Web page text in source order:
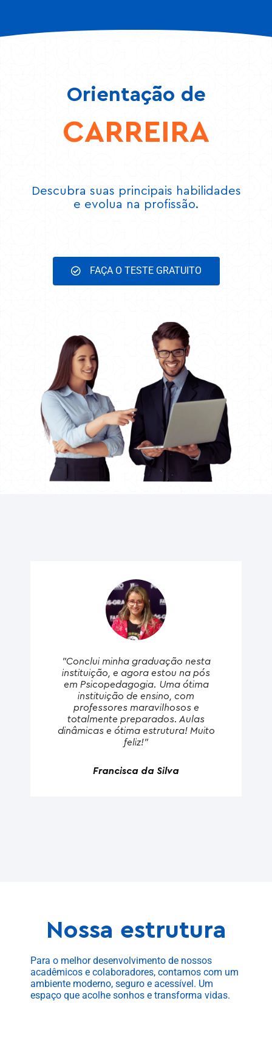
Orientação de
CARREIRA
Descubra suas principais habilidades
e evolua na profissão.
FAÇA O TESTE GRATUITO
"Conclui minha graduação nesta
instituição, e agora estou na pós
em Psicopedagogia. Uma ótima
instituição de ensino, com
professores maravilhosos e
totalmente preparados. Aulas
dinâmicas e ótima estrutura! Muito
feliz!"
Francisca da Silva
Nossa estrutura
Para o melhor desenvolvimento de nossos
acadêmicos e colaboradores, contamos com um
ambiente moderno, seguro e acessível. Um
espaço que acolhe sonhos e transforma vidas.